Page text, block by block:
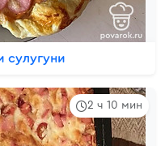
сулугуни
2 ч 10 мин